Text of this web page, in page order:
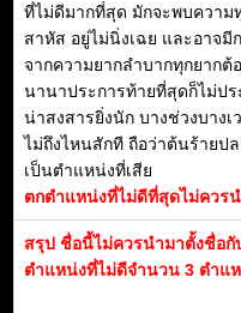
ที่ไม่ดีมากที่สุด มักจะพบความ
สาหัส อยู่ไม่นิ่งเฉย และอาจมี
จากความยากลำบากทุกยาก
นานาประการท้ายที่สุดก็ไม่ป
น่าสงสารยิ่งนัก บางช่วงบาง
ไม่ถึงไหนสักที ถือว่าต้นร้ายป
เป็นตำแหน่งที่เสีย
ตกตำแหน่งที่ไม่ดีที่สุดไม่ควร
สรุป ชื่อนี้ไม่ควรนำมาตั้งชื่อกั
ตำแหน่งที่ไม่ดีจำนวน 3 ตำแ